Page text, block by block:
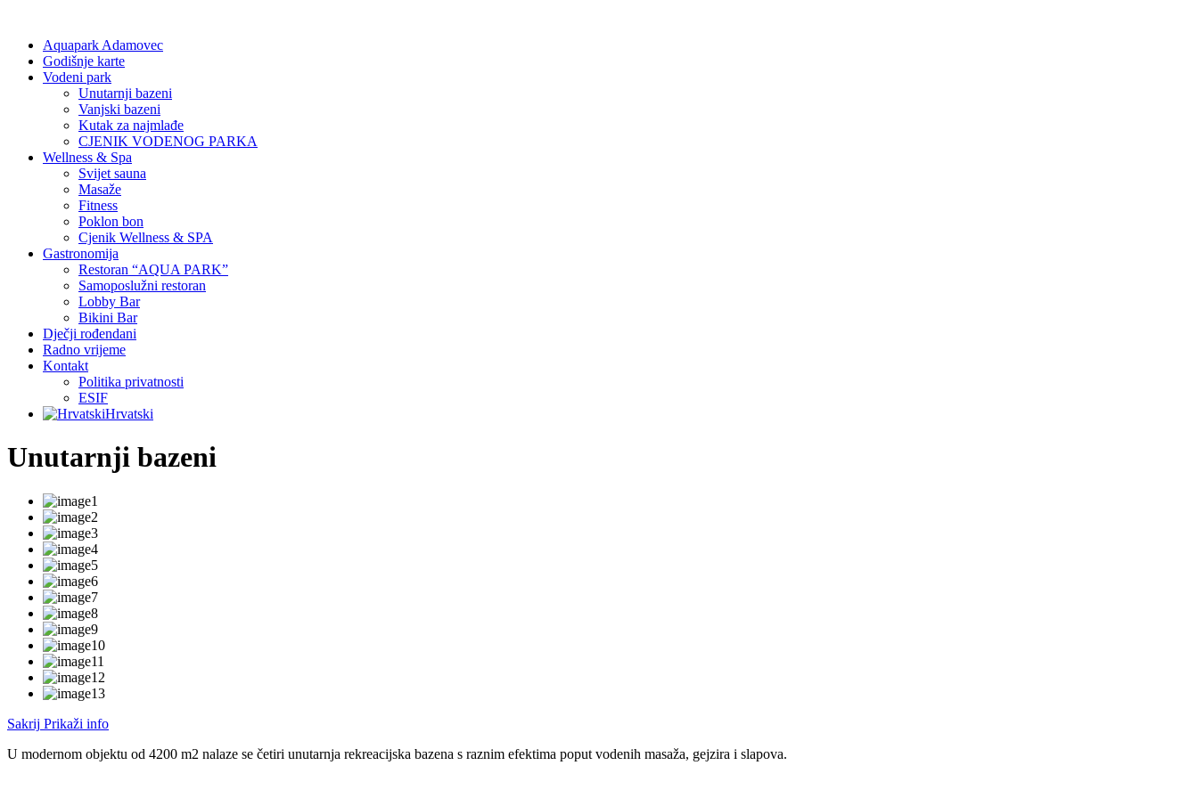
Aquapark Adamovec
Godišnje karte
Vodeni park
Unutarnji bazeni
Vanjski bazeni
Kutak za najmlađe
CJENIK VODENOG PARKA
Wellness & Spa
Svijet sauna
Masaže
Fitness
Poklon bon
Cjenik Wellness & SPA
Gastronomija
Restoran “AQUA PARK”
Samoposlužni restoran
Lobby Bar
Bikini Bar
Dječji rođendani
Radno vrijeme
Kontakt
Politika privatnosti
ESIF
Hrvatski
Unutarnji bazeni
Sakrij Prikaži info
U modernom objektu od 4200 m2 nalaze se četiri unutarnja rekreacijska bazena s raznim efektima poput vodenih masaža, gejzira i slapova.